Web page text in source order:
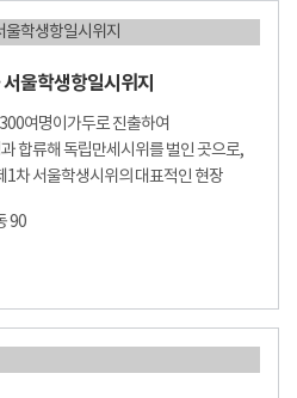
울학생항일시위지
여명이가두로 진출하여
합류해 독립만세시위를 벌인 곳으로,
차 서울학생시위의 대표적인 현장
90